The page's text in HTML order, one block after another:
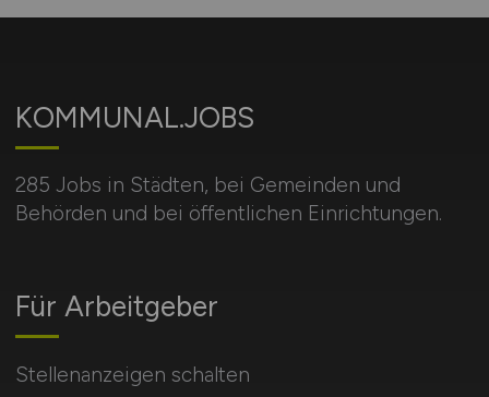
KOMMUNAL.JOBS
285 Jobs in Städten, bei Gemeinden und
Behörden und bei öffentlichen Einrichtungen.
Für Arbeitgeber
Stellenanzeigen schalten